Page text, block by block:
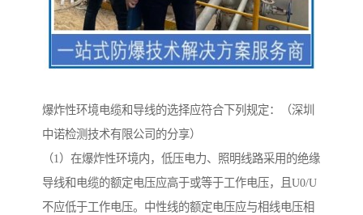
爆炸性环境电缆和导线的选择应符合下列规定：（深圳
中诺检测技术有限公司的分享）
（1）在爆炸性环境内，低压电力、照明线路采用的绝缘
导线和电缆的额定电压应高于或等于工作电压，且U0/U
不应低于工作电压。中性线的额定电压应与相线电压相